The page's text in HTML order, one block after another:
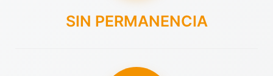
SIN PERMANENCIA